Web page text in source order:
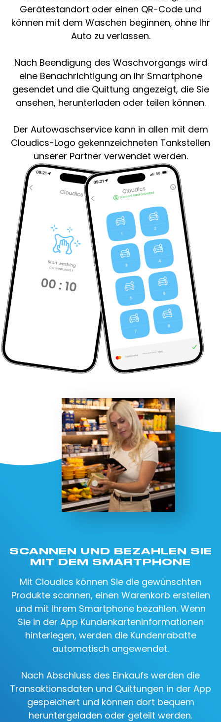
Gerätestandort oder einen QR-Code und
können mit dem Waschen beginnen, ohne Ihr
Auto zu verlassen.
Nach Beendigung des Waschvorgangs wird
eine Benachrichtigung an Ihr Smartphone
gesendet und die Quittung angezeigt, die Sie
ansehen, herunterladen oder teilen können.
Der Autowaschservice kann in allen mit dem
Cloudics-Logo gekennzeichneten Tankstellen
unserer Partner verwendet werden.
SCANNEN UND BEZAHLEN SIE
MIT DEM SMARTPHONE
Mit Cloudics können Sie die gewünschten
Produkte scannen, einen Warenkorb erstellen
und mit Ihrem Smartphone bezahlen. Wenn
Sie in der App Kundenkarteninformationen
hinterlegen, werden die Kundenrabatte
automatisch angewendet.
Nach Abschluss des Einkaufs werden die
Transaktionsdaten und Quittungen in der App
gespeichert und können dort bequem
heruntergeladen oder geteilt werden.